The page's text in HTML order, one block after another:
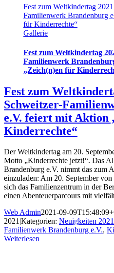
Fest zum Weltkindertag
Familienwerk Brandenburg
für Kinderrechte“
Gallerie
Fest zum Weltkindertag
Familienwerk
„Zeich(n)en für
Fest zum
Schweitzer-
e.V. feiert mit Aktion
Kinderrechte“
Der Weltkindertag am 20.
Motto „Kinderrechte jetzt!“. Das
Brandenburg e.V. nimmt das zum
einzuladen: Am 20. September
sich das Familienzentrum in der
einen Abenteuerparcours mit
Web Admin2021-09-
2021 |Kategorien: Neuigkeiten 2021
Familienwerk Brandenburg e.V.,
Weiterlesen